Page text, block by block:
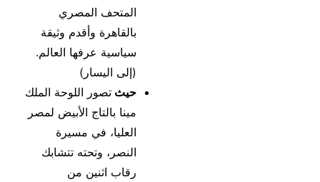
المتحف المصري
بالقاهرة وأقدم وثيقة
سياسية عرفها العالم.
(إلى اليسار)
حيث تصور اللوحة الملك
مينا بالتاج الأبيض لمصر
العليا، في مسيرة
النصر، وتحته تتشابك
رقاب اثنين من